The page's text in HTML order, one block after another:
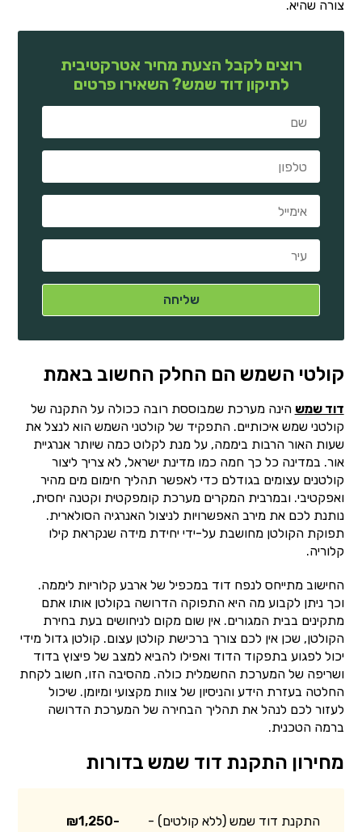
צורה שהיא.
רוצים לקבל הצעת מחיר אטרקטיבית
לתיקון דוד שמש? השאירו פרטים
קולטי השמש הם החלק החשוב באמת
דוד שמש הינה מערכת שמבוססת רובה ככולה על התקנה של
קולטני שמש איכותיים. התפקיד של קולטני השמש הוא לנצל את
שעות האור הרבות ביממה, על מנת לקלוט כמה שיותר אנרגיית
אור. במדינה כל כך חמה כמו מדינת ישראל, לא צריך ליצור
קולטנים עצומים בגודלם כדי לאפשר תהליך חימום מים מהיר
ואפקטיבי. ובמרבית המקרים מערכת קומפקטית וקטנה יחסית,
נותנת לכם את מירב האפשרויות לניצול האנרגיה הסולארית.
תפוקת הקולטן מחושבת על-ידי יחידת מידה שנקראת קילו
קלוריה.
החישוב מתייחס לנפח דוד במכפיל של ארבע קלוריות ליממה.
וכך ניתן לקבוע מה היא התפוקה הדרושה בקולטן אותו אתם
מתקינים בבית המגורים. אין שום מקום לניחושים בעת בחירת
הקולטן, שכן אין לכם צורך ברכישת קולטן עצום. קולטן גדול מידי
יכול לפגוע בתפקוד הדוד ואפילו להביא למצב של פיצוץ בדוד
ושריפה של המערכת החשמלית כולה. מהסיבה הזו, חשוב לקחת
החלטה בעזרת הידע והניסיון של צוות מקצועי ומיומן. שיכול
לעזור לכם לנהל את תהליך הבחירה של המערכת הדרושה
ברמה הטכנית.
מחירון התקנת דוד שמש בדורות
התקנת דוד שמש (ללא קולטים) -
₪1,250-